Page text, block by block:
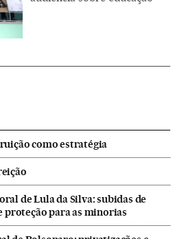
como estratégia
de Lula da Silva: subidas de
proteção para as minorias